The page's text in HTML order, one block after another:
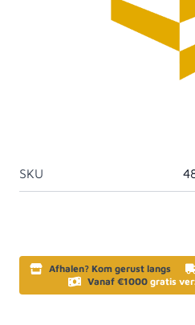
Productdetails
SKU
Afhalen? Kom gerust langs
Vanaf €1000 gratis